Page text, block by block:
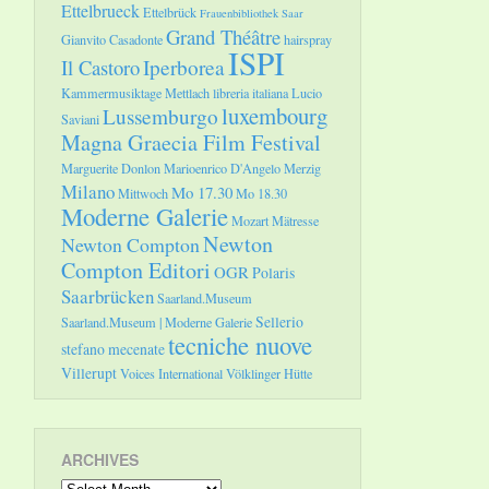
EttelbrueckEttelbrück Frauenbibliothek Saar
Gianvito CasadonteGrand Théâtrehairspray
Il CastoroIperboreaISPI
Kammermusiktage Mettlachlibreria italianaLucio
SavianiLussemburgoluxembourg
Magna Graecia Film Festival
Marguerite DonlonMarioenrico D'AngeloMerzig
MilanoMittwochMo 17.30Mo 18.30
Moderne GalerieMozartMätresse
Newton ComptonNewton
Compton Editori OGRPolaris
SaarbrückenSaarland.Museum
Saarland.Museum | Moderne GalerieSellerio
stefano mecenatetecniche nuove
VilleruptVoices InternationalVölklinger Hütte
ARCHIVES